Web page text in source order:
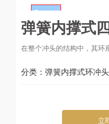
弹簧内撑式
在整个冲头的结构中，其环
分类：弹簧内撑式环冲头
立